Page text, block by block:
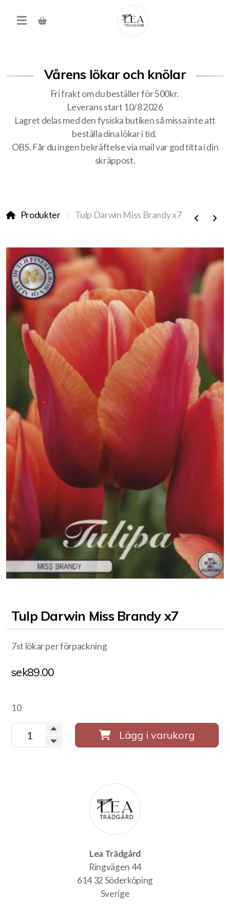
Vårens lökar och knölar
Fri frakt om du beställer för 500kr.
Leverans start 10/8 2026
Lagret delas med den fysiska butiken så missa inte att
beställa dina lökar i tid.
OBS. Får du ingen bekräftelse via mail var god titta i din
skräppost.
Produkter Tulp Darwin Miss Brandy x7
Tulp Darwin Miss Brandy x7
7st lökar per förpackning
sek89.00
10
Lägg i varukorg
Lea Trädgård
Ringvägen 44
614 32 Söderköping
Sverige
Produkter